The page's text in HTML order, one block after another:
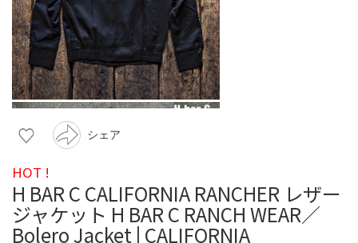
シェア
HOT !
H BAR C CALIFORNIA RANCHER レザー
ジャケット H BAR C RANCH WEAR／
Bolero Jacket | CALIFORNIA